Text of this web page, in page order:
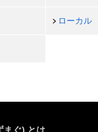
ローカル